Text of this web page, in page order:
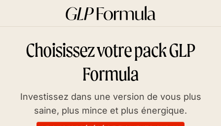
652 utilisateurssont actuellement actifs sur
notre site web
Choisissez votre pack GLP
Formula
Investissez dans une version de vous plus
saine, plus mince et plus énergique.